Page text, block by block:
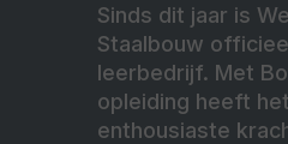
Sinds dit jaar is
Staalbouw
leerbedrijf. Met
opleiding heeft
enthousiaste